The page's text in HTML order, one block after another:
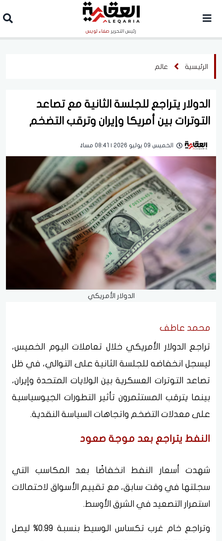
رئيس التحرير صفاء لويس
الرئيسية عالم
الدولار يتراجع للجلسة الثانية مع تصاعد
التوترات بين أمريكا وإيران وترقب التضخم
الخميس 09 يوليو 2026 | 08:41 مساءً
الدولار الأمريكي
محمد عاطف
تراجع الدولار الأمريكي خلال تعاملات اليوم الخميس،
ليسجل انخفاضه للجلسة الثانية على التوالي، في ظل
تصاعد التوترات العسكرية بين الولايات المتحدة وإيران،
بينما يترقب المستثمرون تأثير التطورات الجيوسياسية
على معدلات التضخم واتجاهات السياسة النقدية.
النفط يتراجع بعد موجة صعود
شهدت أسعار النفط انخفاضًا بعد المكاسب التي
سجلتها في وقت سابق، مع تقييم الأسواق لاحتمالات
استمرار التصعيد في الشرق الأوسط.
وتراجع خام غرب تكساس الوسيط بنسبة 0.99% ليصل